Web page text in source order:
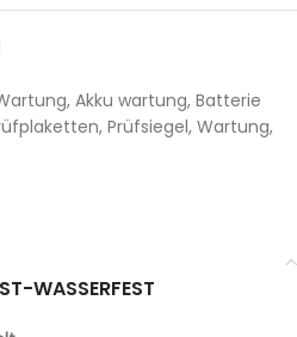
, Akku wartung, Batterie
, Prüfsiegel, Wartung,
WASSERFEST